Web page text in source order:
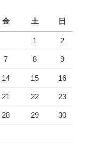
金 土 日
1 2
7 8 9
14 15 16
21 22 23
28 29 30